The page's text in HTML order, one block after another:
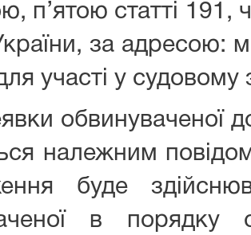
п’ятою статті
за адресою:
участі у судовому
обвинуваченої
належним
буде
в порядку